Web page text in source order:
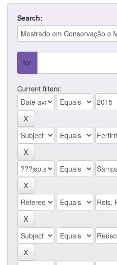
Search:
for
Current filters: